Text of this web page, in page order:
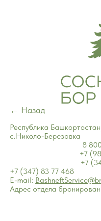
← Назад
Республика
с.Николо-Березовка
8
+7
+7
+7 (347) 83 77 468
E-mail:
Адрес отдела